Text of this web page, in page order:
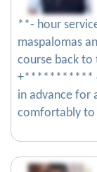
**- hour
maspalomas
course back
+*********** or
in advance for
comfortably to